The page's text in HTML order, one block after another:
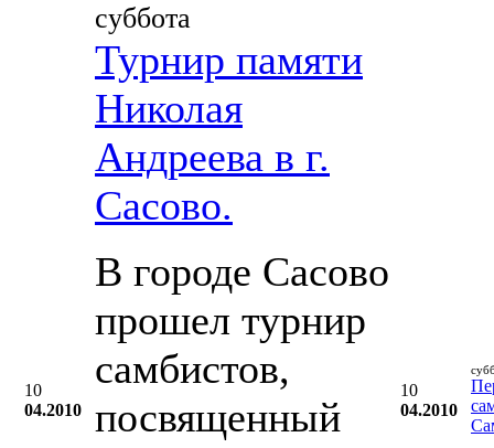
10
04.2010
суббота
Турнир памяти
Николая
Андреева в г.
Сасово.
В городе Сасово
прошел турнир
самбистов,
посвященный
10
04.2010